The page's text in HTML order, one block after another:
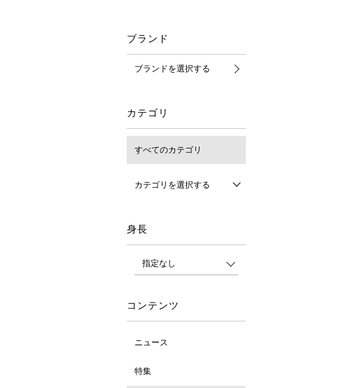
ブランド
ブランドを選択する
カテゴリ
すべてのカテゴリ
カテゴリを選択する
身長
コンテンツ
ニュース
特集